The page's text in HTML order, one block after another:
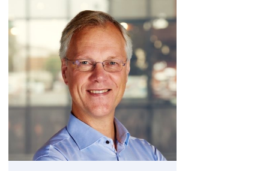
over
(Neem
contact
met
ons
op)